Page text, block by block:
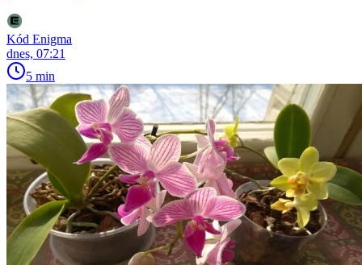
Kód Enigma
dnes, 07:21
5 min